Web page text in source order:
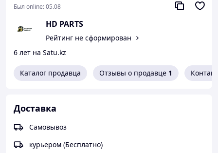
организовать доставку Вашего заказа в любой регион
Вам не стоит беспокоиться, что доставка Вашего заказа
затянется на долгие дни, ведь мы осуществляем
оперативную отправку товара сразу после
Был online:05.08
HD PARTS
Рейтинг не сформирован
6 лет на Satu.kz
Каталог продавца Отзывы о продавце 1
Доставка
Самовывоз
курьером (Бесплатно)